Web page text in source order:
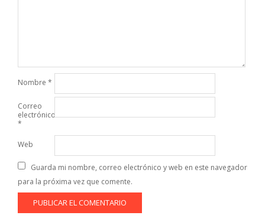
Nombre *
Correo
electrónico
*
Web
Guarda mi nombre, correo electrónico y web en este navegador
para la próxima vez que comente.